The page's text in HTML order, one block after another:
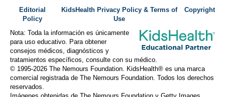
Editorial
Policy
KidsHealth Privacy Policy & Terms of
Use
Copyright
Nota: Toda la información es únicamente
para uso educativo. Para obtener
consejos médicos, diagnósticos y
tratamientos específicos, consulte con su médico.
© 1995-2026 The Nemours Foundation. KidsHealth® es una marca
comercial registrada de The Nemours Foundation. Todos los derechos
reservados.